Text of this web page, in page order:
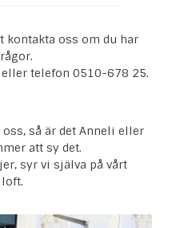
kontakta oss om du har
telefon 0510-678 25.
så är det Anneli eller
att sy det.
syr vi själva på vårt